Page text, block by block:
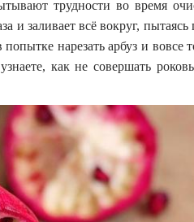
трудности во время
и заливает всё вокруг, пытаясь
нарезать арбуз и вовсе
как не совершать